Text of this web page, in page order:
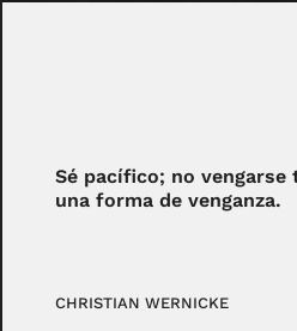
Sé pacífico; no vengarse
una forma de venganza.
CHRISTIAN WERNICKE